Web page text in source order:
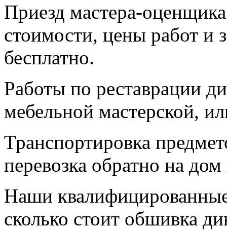
Приезд мастера-
стоимости, цены работ и
бесплатно.
Работы по реставрации
мебельной мастерской,
Транспортировка
перевозка обратно на
Наши
сколько стоит обшивка